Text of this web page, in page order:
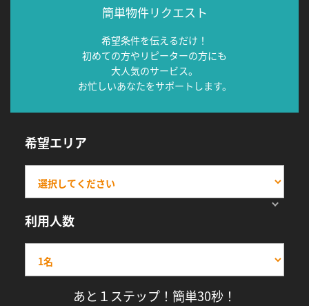
簡単物件リクエスト
希望条件を伝えるだけ！
初めての方やリピーターの方にも
大人気のサービス。
お忙しいあなたをサポートします。
希望エリア
利用人数
あと１ステップ！簡単30秒！